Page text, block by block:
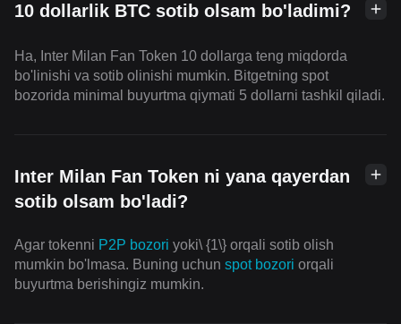
10 dollarlik BTC sotib olsam bo'ladimi?
Ha, Inter Milan Fan Token 10 dollarga teng miqdorda
bo'linishi va sotib olinishi mumkin. Bitgetning spot
bozorida minimal buyurtma qiymati 5 dollarni tashkil qiladi.
Inter Milan Fan Token ni yana qayerdan
sotib olsam bo'ladi?
Agar tokenni P2P bozori yoki\ {1\} orqali sotib olish
mumkin bo'lmasa. Buning uchun spot bozori orqali
buyurtma berishingiz mumkin.